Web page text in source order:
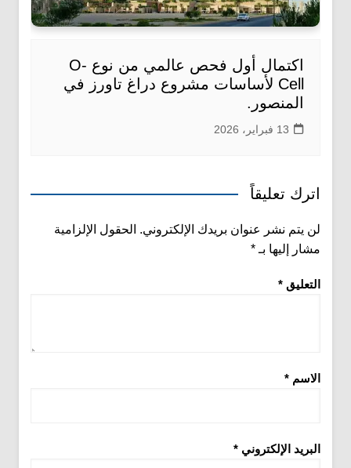
اكتمال أول فحص عالمي من نوع O-
Cell لأساسات مشروع دراغ تاورز في
المنصور.
13 فبراير، 2026
اترك تعليقاً
لن يتم نشر عنوان بريدك الإلكتروني. الحقول الإلزامية
مشار إليها بـ *
التعليق *
الاسم *
البريد الإلكتروني *